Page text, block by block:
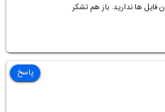
فایل ها ندارید. باز هم تشکر
پاسخ